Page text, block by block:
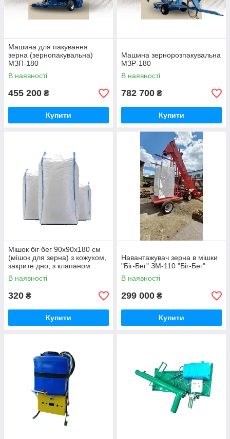
Машина для пакування
зерна (зернопакувальна)
МЗП-180
В наявності
455 200 ₴
Купити
Машина зернорозпакувальна
МЗР-180
В наявності
782 700 ₴
Купити
Мішок біг бег 90х90х180 см
(мішок для зерна) з кожухом,
закрите дно, з клапаном
В наявності
320 ₴
Купити
Навантажувач зерна в мішки
"Біг-Бег" ЗМ-110 "Біг-Бег"
В наявності
299 000 ₴
Купити